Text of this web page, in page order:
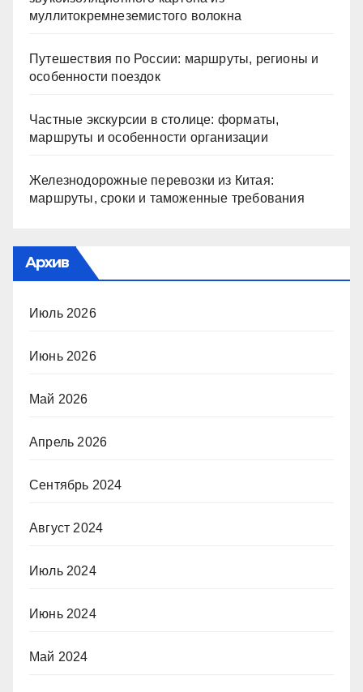
муллитокремнеземистого волокна
Путешествия по России: маршруты, регионы и
особенности поездок
Частные экскурсии в столице: форматы,
маршруты и особенности организации
Железнодорожные перевозки из Китая:
маршруты, сроки и таможенные требования
Архив
Июль 2026
Июнь 2026
Май 2026
Апрель 2026
Сентябрь 2024
Август 2024
Июль 2024
Июнь 2024
Май 2024